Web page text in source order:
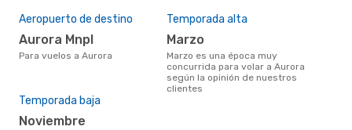
Aeropuerto de destino
Aurora Mnpl
Para vuelos a Aurora
Temporada alta
marzo
marzo es una época muy
concurrida para volar a Aurora
según la opinión de nuestros
clientes
Temporada baja
noviembre